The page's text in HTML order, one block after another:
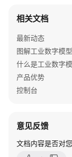
字
线
引
擎
用
户
最
佳
相关文档
最新动态
图解工业数字模
什么是工业数字
产品优势
控制台
意见反馈
文档内容是否对